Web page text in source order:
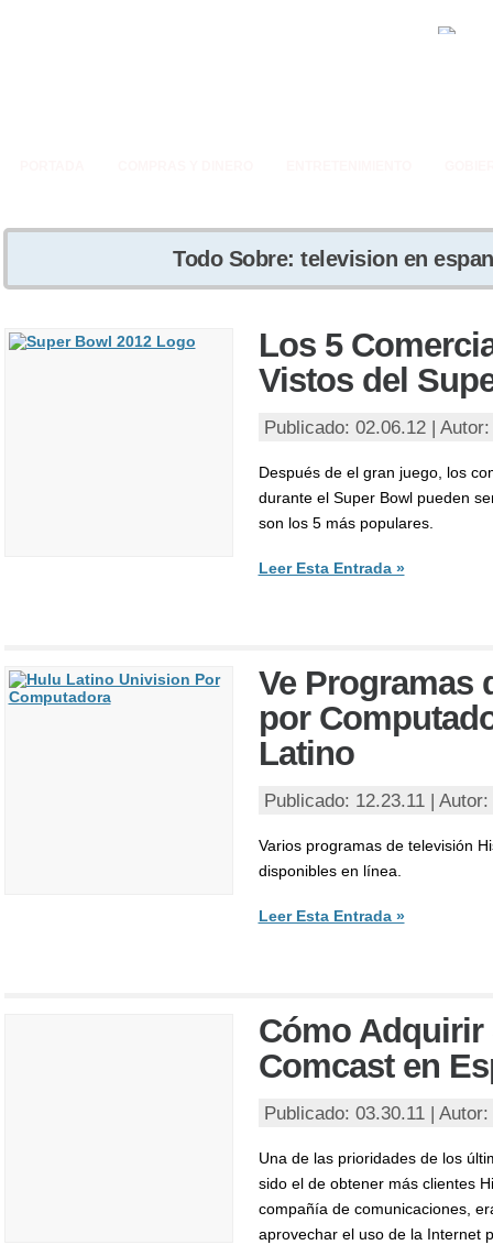
Todo Sobre: television en
Los 5
Vistos del
Publicado: 02.06.12 |
Después de el gran juego, los
durante el Super Bowl pueden
son los 5 más populares.
Leer Esta Entrada »
Ve Programas
por
Latino
Publicado: 12.23.11 | Autor:
Varios programas de televisión
disponibles en línea.
Leer Esta Entrada »
Cómo Adquirir
Comcast en
Publicado: 03.30.11 | Autor:
Una de las prioridades de los
sido el de obtener más clientes
compañía de comunicaciones,
aprovechar el uso de la Internet